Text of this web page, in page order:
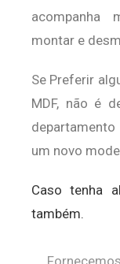
acompanha
montar e
Se Preferir
MDF, não é
um novo
Caso tenha
também.